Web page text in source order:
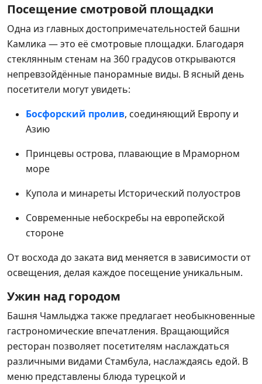
Посещение смотровой площадки
Одна из главных достопримечательностей башни
Камлика — это её смотровые площадки. Благодаря
стеклянным стенам на 360 градусов открываются
непревзойдённые панорамные виды. В ясный день
посетители могут увидеть:
Босфорский пролив, соединяющий Европу и
Азию
Принцевы острова, плавающие в Мраморном
море
Купола и минареты Исторический полуостров
Современные небоскребы на европейской
стороне
От восхода до заката вид меняется в зависимости от
освещения, делая каждое посещение уникальным.
Ужин над городом
Башня Чамлыджа также предлагает необыкновенные
гастрономические впечатления. Вращающийся
ресторан позволяет посетителям наслаждаться
различными видами Стамбула, наслаждаясь едой. В
меню представлены блюда турецкой и